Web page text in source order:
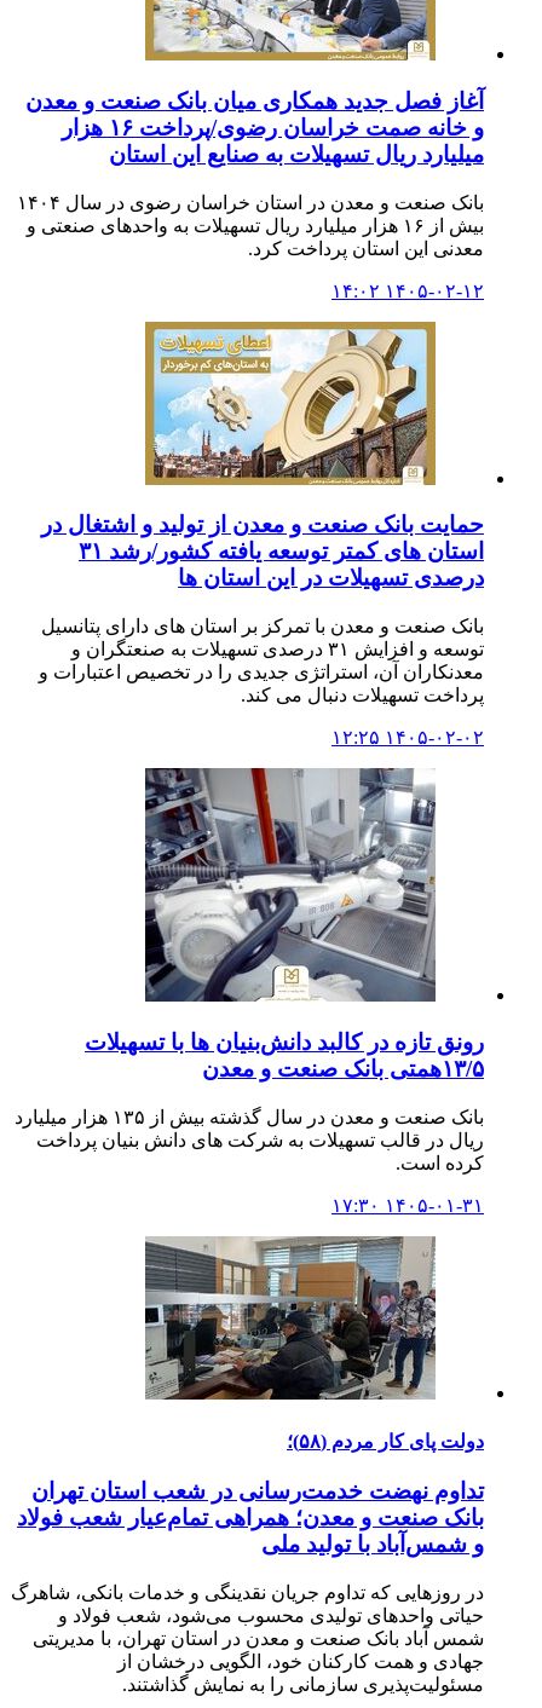
آغاز فصل جدید همکاری میان بانک صنعت و معدن
و خانه صمت خراسان رضوی/پرداخت ۱۶ هزار
میلیارد ریال تسهیلات به صنایع این استان
بانک صنعت و معدن در استان خراسان رضوی در سال ۱۴۰۴
بیش از ۱۶ هزار میلیارد ریال تسهیلات به واحدهای صنعتی و
معدنی این استان پرداخت کرد.
۱۴۰۵-۰۲-۱۲ ۱۴:۰۲
حمایت بانک صنعت و معدن از تولید و اشتغال در
استان های کمتر توسعه یافته کشور/رشد ۳۱
درصدی تسهیلات در این استان ها
بانک صنعت و معدن با تمرکز بر استان های دارای پتانسیل
توسعه و افزایش ۳۱ درصدی تسهیلات به صنعتگران و
معدنکاران آن، استراتژی جدیدی را در تخصیص اعتبارات و
پرداخت تسهیلات دنبال می کند.
۱۴۰۵-۰۲-۰۲ ۱۲:۲۵
رونق تازه در کالبد دانش‌بنیان ها با تسهیلات
۱۳/۵همتی بانک صنعت و معدن
بانک صنعت و معدن در سال گذشته بیش از ۱۳۵ هزار میلیارد
ریال در قالب تسهیلات به شرکت های دانش بنیان پرداخت
کرده است.
۱۴۰۵-۰۱-۳۱ ۱۷:۳۰
دولت پای کار مردم (۵۸)؛
تداوم نهضت خدمت‌رسانی در شعب استان تهران
بانک صنعت و معدن؛ همراهی تمام‌عیار شعب فولاد
و شمس‌آباد با تولید ملی
در روزهایی که تداوم جریان نقدینگی و خدمات بانکی، شاهرگ
حیاتی واحدهای تولیدی محسوب می‌شود، شعب فولاد و
شمس آباد بانک صنعت و معدن در استان تهران، با مدیریتی
جهادی و همت کارکنان خود، الگویی درخشان از
مسئولیت‌پذیری سازمانی را به نمایش گذاشتند.